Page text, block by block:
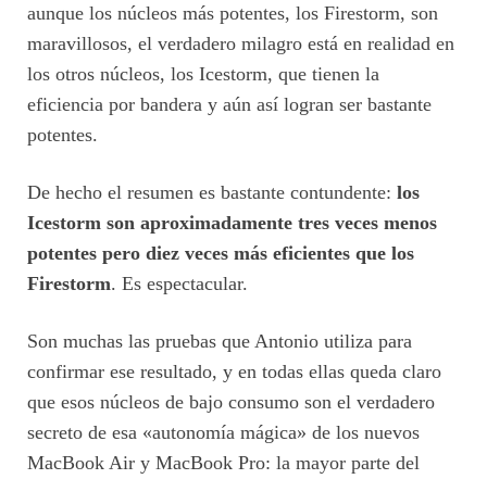
aunque los núcleos más potentes, los Firestorm, son
maravillosos, el verdadero milagro está en realidad en
los otros núcleos, los Icestorm, que tienen la
eficiencia por bandera y aún así logran ser bastante
potentes.
De hecho el resumen es bastante contundente: los
Icestorm son aproximadamente tres veces menos
potentes pero diez veces más eficientes que los
Firestorm. Es espectacular.
Son muchas las pruebas que Antonio utiliza para
confirmar ese resultado, y en todas ellas queda claro
que esos núcleos de bajo consumo son el verdadero
secreto de esa «autonomía mágica» de los nuevos
MacBook Air y MacBook Pro: la mayor parte del